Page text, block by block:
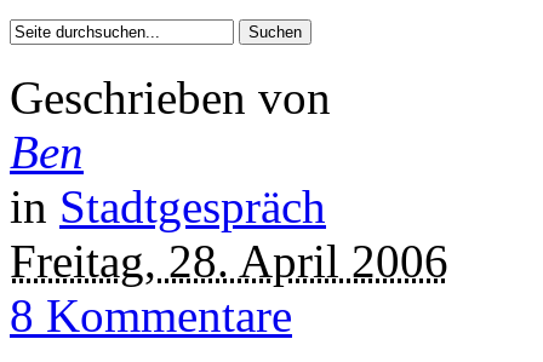
Geschrieben von
Ben
in Stadtgespräch
Freitag, 28. April 2006
8 Kommentare